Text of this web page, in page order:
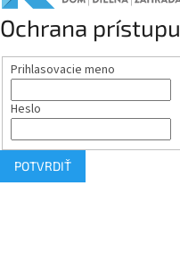
Ochrana prístupu
Prihlasovacie meno
Heslo
POTVRDIŤ